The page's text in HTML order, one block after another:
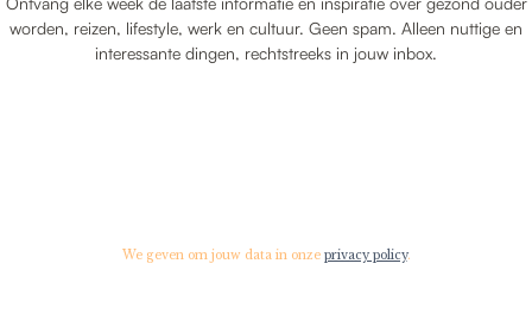
worden, reizen, lifestyle, werk en cultuur. Geen spam. Alleen nuttige en
interessante dingen, rechtstreeks in jouw inbox.
We geven om jouw data in onze privacy policy.